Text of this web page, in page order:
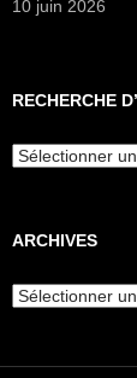
10 juin 2026
RECHERCHE
Recherche
ARCHIVES
Archives